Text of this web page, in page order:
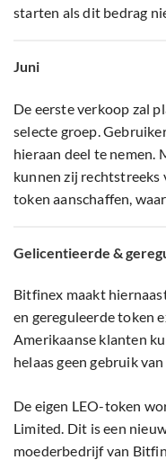
starten als dit bedrag
Juni
De eerste verkoop zal
selecte groep.
hieraan deel te nemen.
kunnen zij
token aanschaffen,
Gelicentieerde &
Bitfinex maakt
en gereguleerde token
Amerikaanse klanten
helaas geen gebruik
De eigen LEO-token
Limited. Dit is een
moederbedrijf van